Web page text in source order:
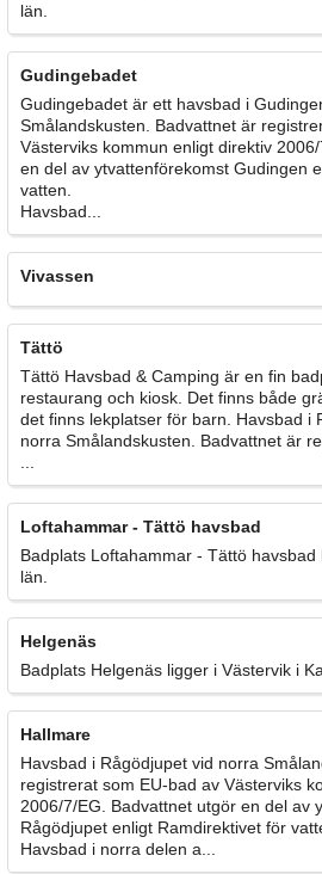
län.
Gudingebadet
Gudingebadet är ett havsbad i
Smålandskusten. Badvattnet är
Västerviks kommun enligt direktiv
en del av ytvattenförekomst Gudingen
vatten.
Havsbad...
Vivassen
Tättö
Tättö Havsbad & Camping är en fin
restaurang och kiosk. Det finns både
det finns lekplatser för barn. Havsbad i
norra Smålandskusten. Badvattnet är
Loftahammar - Tättö havsbad
Badplats Loftahammar - Tättö
län.
Helgenäs
Badplats Helgenäs ligger i Västervik i
Hallmare
Havsbad i Rågödjupet vid norra
registrerat som EU-bad av Västerviks
2006/7/EG. Badvattnet utgör en del av
Rågödjupet enligt Ramdirektivet för
Havsbad i norra delen a...